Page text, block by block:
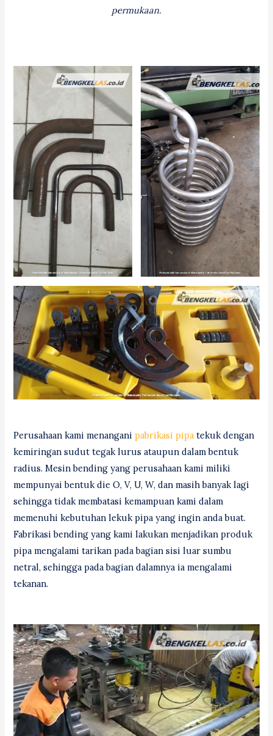
permukaan.
Perusahaan kami menanganipabrikasi pipa tekuk dengan
kemiringan sudut tegak lurus ataupun dalam bentuk
radius. Mesin bending yang perusahaan kami miliki
mempunyai bentuk die O, V, U, W, dan masih banyak lagi
sehingga tidak membatasi kemampuan kami dalam
memenuhi kebutuhan lekuk pipa yang ingin anda buat.
Fabrikasi bending yang kami lakukan menjadikan produk
pipa mengalami tarikan pada bagian sisi luar sumbu
netral, sehingga pada bagian dalamnya ia mengalami
tekanan.